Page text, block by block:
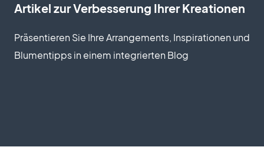
Artikel zur Verbesserung Ihrer Kreationen
Präsentieren Sie Ihre Arrangements, Inspirationen und
Blumentipps in einem integrierten Blog